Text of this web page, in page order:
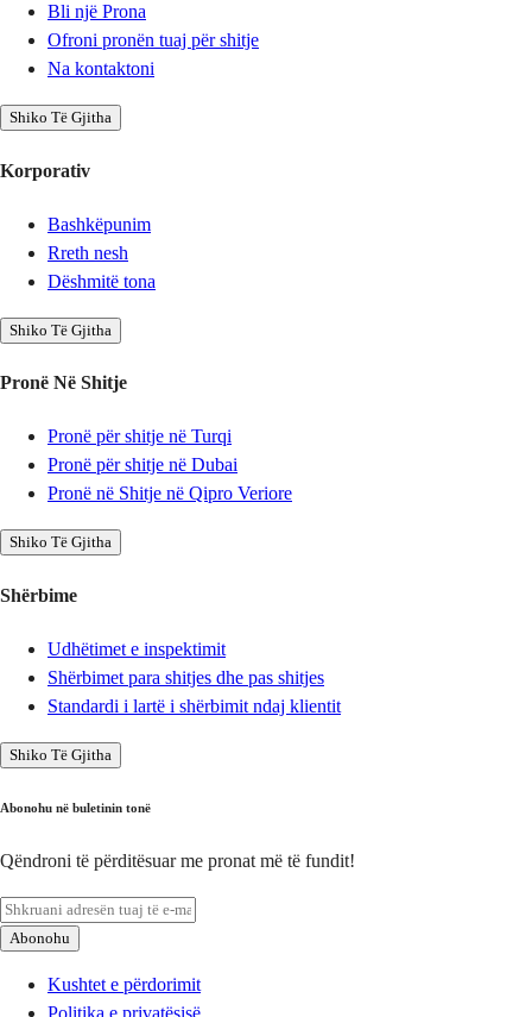
Bli një Prona
Ofroni pronën tuaj për shitje
Na kontaktoni
Shiko Të Gjitha
Korporativ
Bashkëpunim
Rreth nesh
Dëshmitë tona
Shiko Të Gjitha
Pronë Në Shitje
Pronë për shitje në Turqi
Pronë për shitje në Dubai
Pronë në Shitje në Qipro Veriore
Shiko Të Gjitha
Shërbime
Udhëtimet e inspektimit
Shërbimet para shitjes dhe pas shitjes
Standardi i lartë i shërbimit ndaj klientit
Shiko Të Gjitha
Abonohu në buletinin tonë
Qëndroni të përditësuar me pronat më të fundit!
Abonohu
Kushtet e përdorimit
Politika e privatësisë